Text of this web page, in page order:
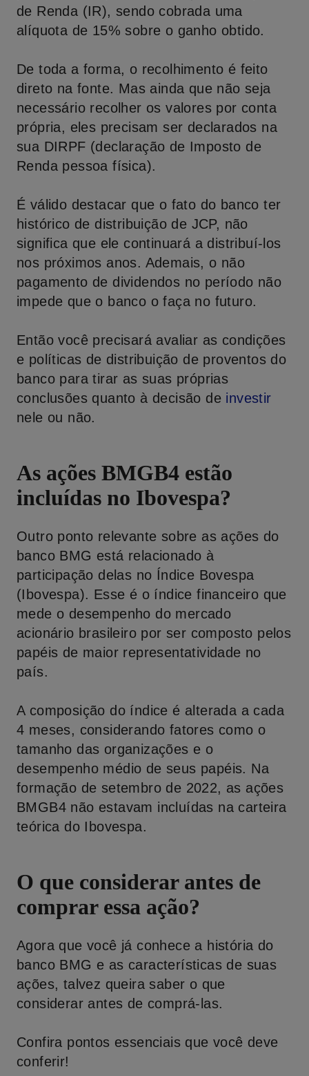
de Renda (IR), sendo cobrada uma
alíquota de 15% sobre o ganho obtido.
De toda a forma, o recolhimento é feito
direto na fonte. Mas ainda que não seja
necessário recolher os valores por conta
própria, eles precisam ser declarados na
sua DIRPF (declaração de Imposto de
Renda pessoa física).
É válido destacar que o fato do banco ter
histórico de distribuição de JCP, não
significa que ele continuará a distribuí-los
nos próximos anos. Ademais, o não
pagamento de dividendos no período não
impede que o banco o faça no futuro.
Então você precisará avaliar as condições
e políticas de distribuição de proventos do
banco para tirar as suas próprias
conclusões quanto à decisão de investir
nele ou não.
As ações BMGB4 estão
incluídas no Ibovespa?
Outro ponto relevante sobre as ações do
banco BMG está relacionado à
participação delas no Índice Bovespa
(Ibovespa). Esse é o índice financeiro que
mede o desempenho do mercado
acionário brasileiro por ser composto pelos
papéis de maior representatividade no
país.
A composição do índice é alterada a cada
4 meses, considerando fatores como o
tamanho das organizações e o
desempenho médio de seus papéis. Na
formação de setembro de 2022, as ações
BMGB4 não estavam incluídas na carteira
teórica do Ibovespa.
O que considerar antes de
comprar essa ação?
Agora que você já conhece a história do
banco BMG e as características de suas
ações, talvez queira saber o que
considerar antes de comprá-las.
Confira pontos essenciais que você deve
conferir!